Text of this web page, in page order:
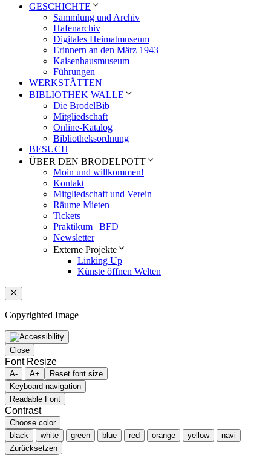
GESCHICHTE
Sammlung und Archiv
Hafenarchiv
Digitales Heimatmuseum
Erinnern an den März 1943
Kaisenhausmuseum
Führungen
WERKSTÄTTEN
BIBLIOTHEK WALLE
Die BrodelBib
Mitgliedschaft
Online-Katalog
Bibliotheksordnung
BESUCH
ÜBER DEN BRODELPOTT
Moin und willkommen!
Kontakt
Mitgliedschaft und Verein
Räume Mieten
Tickets
Praktikum | BFD
Newsletter
Externe Projekte
Linking Up
Künste öffnen Welten
Schließen
Copyrighted Image
Close
Font Resize
A- A+
Reset font size
Keyboard navigation
Readable Font
Contrast
Choose color
black
white green blue red orange yellow
navi
Zurücksetzen